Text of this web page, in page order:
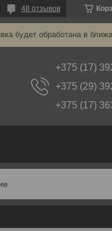
48 отзывов
будет обработана в
+375 (17)
+375 (29)
+375 (17)